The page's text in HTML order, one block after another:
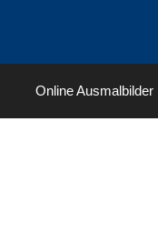
Online Ausmalbilder